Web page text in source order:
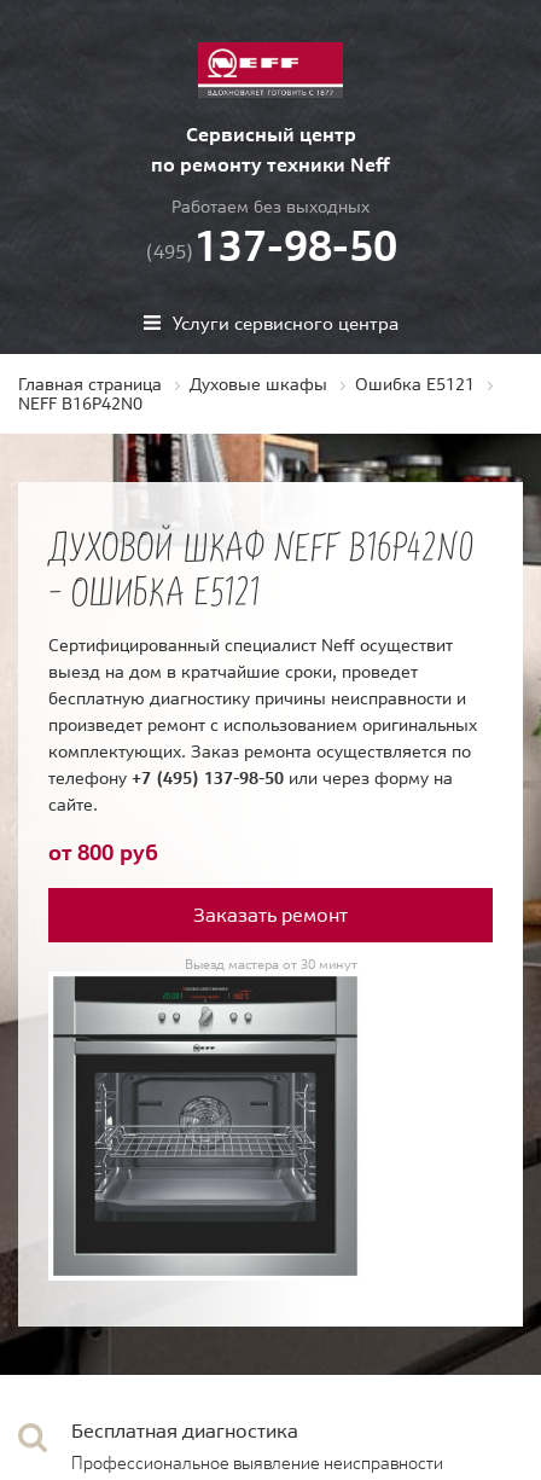
Сервисный центр
по ремонту техники Neff
Работаем без выходных
(495) 137-98-50
Услуги сервисного центра
Главная страница Духовые шкафы
Ошибка E5121
NEFF B16P42N0
ДУХОВОЙ ШКАФ NEFF B16P42N0
- ОШИБКА E5121
Сертифицированный специалист Neff осуществит
выезд на дом в кратчайшие сроки, проведет
бесплатную диагностику причины неисправности и
произведет ремонт с использованием оригинальных
комплектующих. Заказ ремонта осуществляется по
телефону +7 (495) 137-98-50 или через форму на
сайте.
от 800 руб
Заказать ремонт
Выезд мастера от 30 минут
Бесплатная диагностика
Профессиональное выявление неисправности